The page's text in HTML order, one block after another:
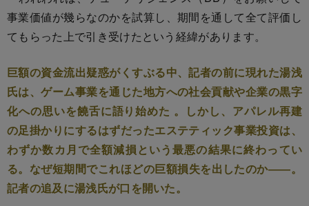
事業価値が幾らなのかを試算し、期間を通して全て評価し
てもらった上で引き受けたという経緯があります。
巨額の資金流出疑惑がくすぶる中、記者の前に現れた湯浅
氏は、ゲーム事業を通じた地方への社会貢献や企業の黒字
化への思いを饒舌に語り始めた 。しかし、アパレル再建
の足掛かりにするはずだったエステティック事業投資は、
わずか数カ月で全額減損という最悪の結果に終わってい
る。なぜ短期間でこれほどの巨額損失を出したのか――。
記者の追及に湯浅氏が口を開いた。